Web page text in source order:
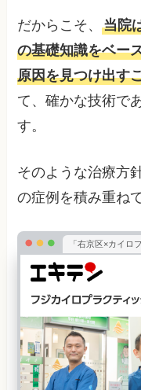
だからこそ、当院
の基礎知識をベー
原因を見つけ出す
て、確かな技術で
す。
そのような治療方
の症例を積み重ね
「右京区×カイロ